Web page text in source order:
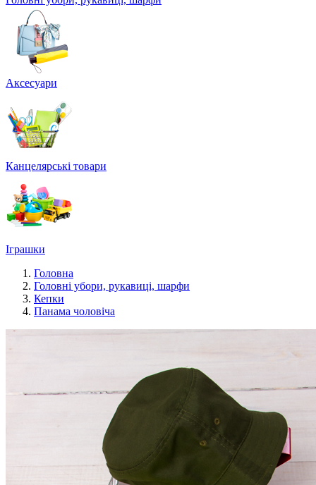
Аксесуари
Канцелярські товари
Іграшки
Головна
Головні убори, рукавиці, шарфи
Кепки
Панама чоловіча